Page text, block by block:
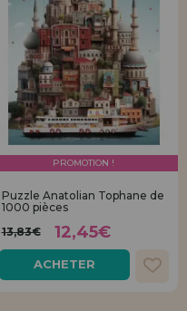
PROMOTION !
Puzzle Anatolian Tophane de
1000 pièces
13,83€
12,45€
ACHETER